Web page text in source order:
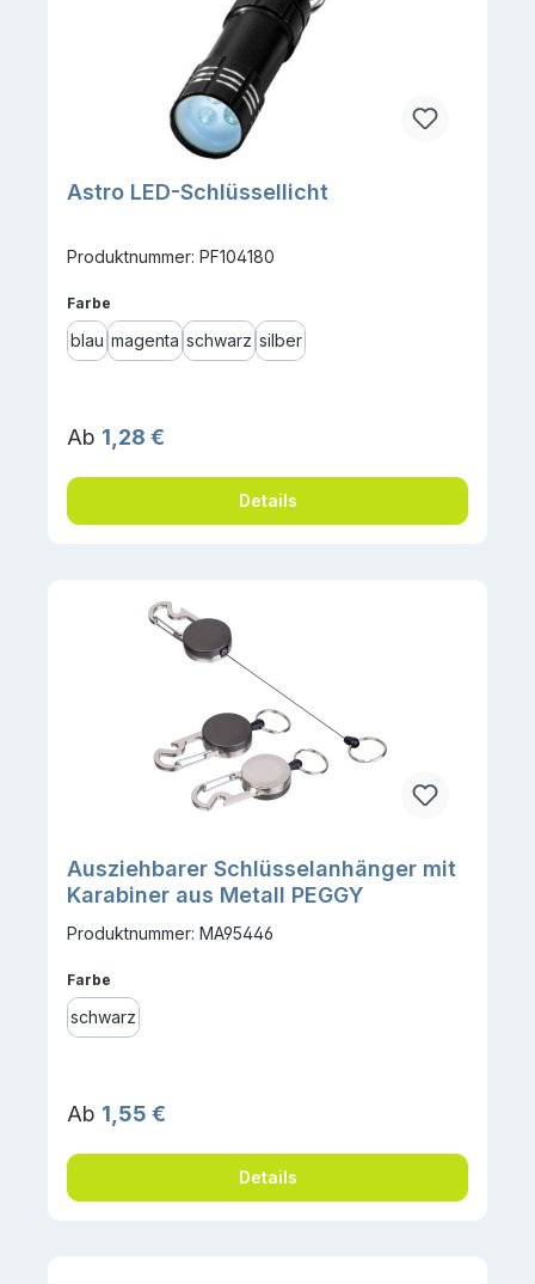
Astro LED-Schlüssellicht
Produktnummer: PF104180
Farbe
blau magenta schwarz silber
Regulärer Preis:
Ab 1,28 €
Details
Ausziehbarer Schlüsselanhänger mit
Karabiner aus Metall PEGGY
Produktnummer: MA95446
Farbe
schwarz
Regulärer Preis:
Ab 1,55 €
Details